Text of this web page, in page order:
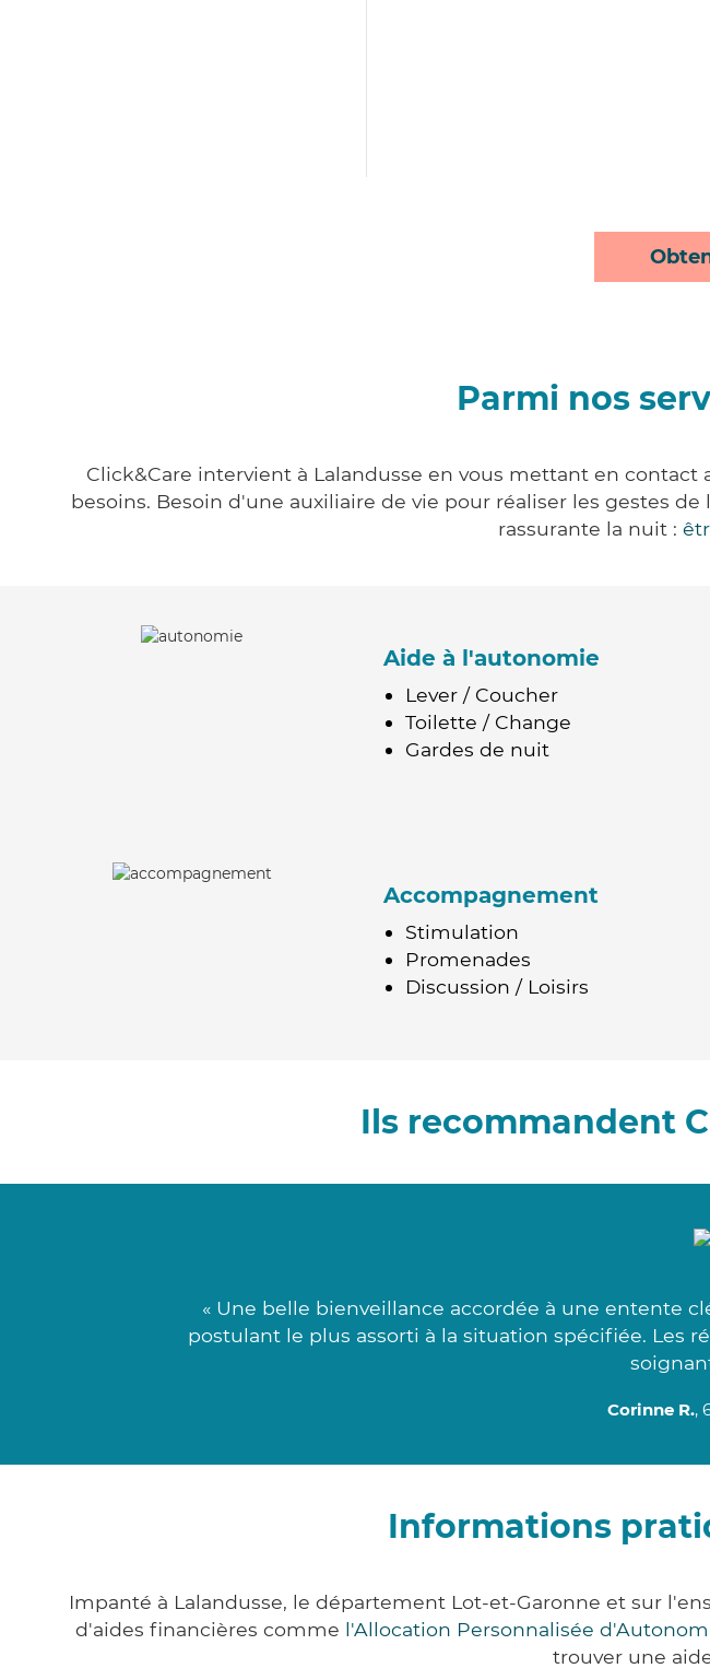
Parmi nos
Click&Care intervient à Lalandusse en vous mettant en contact
besoins. Besoin d'une auxiliaire de vie pour réaliser les gestes
rassurante la nuit :
Aide à l'autonomie
Lever / Coucher
Toilette / Change
Gardes de nuit
Accompagnement
Stimulation
Promenades
Discussion / Loisirs
Ils recommandent
« Une belle bienveillance accordée à une entente
postulant le plus assorti à la situation spécifiée. Les
Corinne R.,
Informations
Impanté à Lalandusse, le département Lot-et-Garonne et sur
d'aides financières comme l'Allocation Personnalisée
trouver une